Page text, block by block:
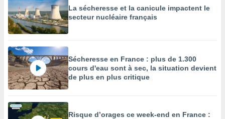
La sécheresse et la canicule impactent le
secteur nucléaire français
Sécheresse en France : plus de 1.300
cours d'eau sont à sec, la situation devient
de plus en plus critique
Risque d’orages ce week-end en France :